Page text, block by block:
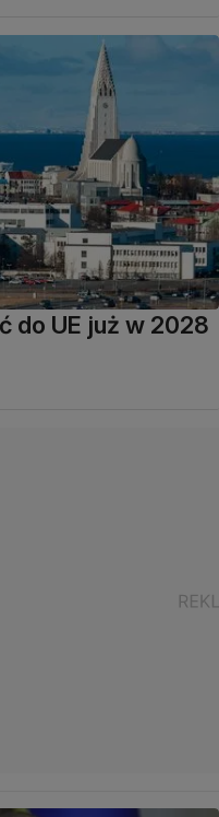
do UE już w 2028